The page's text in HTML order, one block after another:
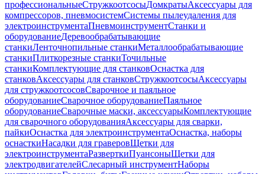
профессиональныеСтружкоотсосыДомкратыАксессуары для
компрессоров, пневмосистемСистемы пылеудаления для
электроинструментаПневмоинструментСтанки и
оборудованиеДеревообрабатывающие
станкиЛенточнопильные станкиМеталлообрабатывающие
станкиПлиткорезные станкиТочильные
станкиКомплектующие для станковОснастка для
станковАксессуары для станковСтружкоотсосыАксессуары
для стружкоотсосовСварочное и паяльное
оборудованиеСварочное оборудованиеПаяльное
оборудованиеСварочные маски, аксессуарыКомплектующие
для сварочного оборудованияАксессуары для сварки,
пайкиОснастка для электроинструментаОснастка, наборы
оснасткиНасадки для граверовЩетки для
электроинструментаРазверткиПуансоныЩетки для
электродвигателейСлесарный инструментНаборы